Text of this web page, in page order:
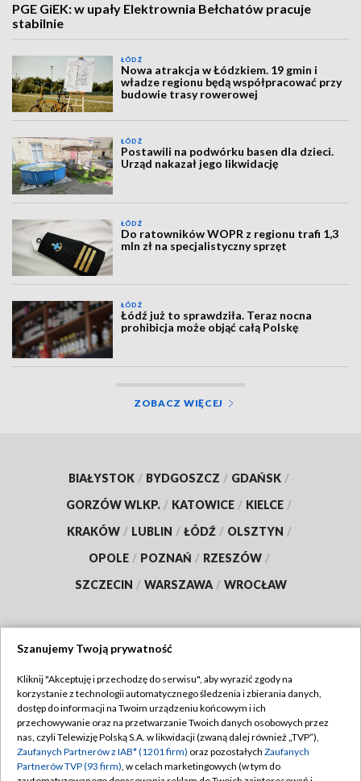
PGE GiEK: w upały Elektrownia Bełchatów pracuje
stabilnie
ŁÓDŹ
Nowa atrakcja w Łódzkiem. 19 gmin i
władze regionu będą współpracować przy
budowie trasy rowerowej
ŁÓDŹ
Postawili na podwórku basen dla dzieci.
Urząd nakazał jego likwidację
ŁÓDŹ
Do ratowników WOPR z regionu trafi 1,3
mln zł na specjalistyczny sprzęt
ŁÓDŹ
Łódź już to sprawdziła. Teraz nocna
prohibicja może objąć całą Polskę
ZOBACZ WIĘCEJ
BIAŁYSTOK / BYDGOSZCZ / GDAŃSK /
GORZÓW WLKP. / KATOWICE / KIELCE /
KRAKÓW / LUBLIN / ŁÓDŹ / OLSZTYN /
OPOLE / POZNAŃ / RZESZÓW /
SZCZECIN / WARSZAWA / WROCŁAW
TVP
Abonament TVP
Emisja w TVP
Centrum informacji TVP
Regulamin TVP
Polityka prywatności
Szanujemy Twoją prywatność
Kliknij "Akceptuję i przechodzę do serwisu", aby wyrazić zgody na
korzystanie z technologii automatycznego śledzenia i zbierania danych,
dostęp do informacji na Twoim urządzeniu końcowym i ich
przechowywanie oraz na przetwarzanie Twoich danych osobowych przez
nas, czyli Telewizję Polską S.A. w likwidacji (zwaną dalej również „TVP”),
Zaufanych Partnerów z IAB* (1201 firm) oraz pozostałych Zaufanych
Partnerów TVP (93 firm), w celach marketingowych (w tym do